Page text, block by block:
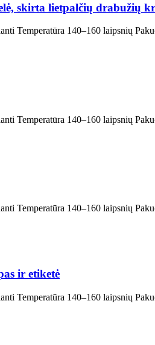
skirta lietpalčių drabužių
Temperatūra 140–160 laipsnių
Temperatūra 140–160 laipsnių
Temperatūra 140–160 laipsnių
ir etiketė
Temperatūra 140–160 laipsnių